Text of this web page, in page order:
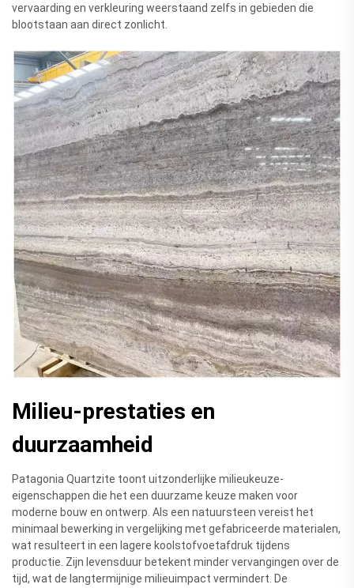
vervaarding en verkleuring weerstaand zelfs in gebieden die
blootstaan aan direct zonlicht.
Milieu-prestaties en
duurzaamheid
Patagonia Quartzite toont uitzonderlijke milieukeuze-
eigenschappen die het een duurzame keuze maken voor
moderne bouw en ontwerp. Als een natuursteen vereist het
minimaal bewerking in vergelijking met gefabriceerde materialen,
wat resulteert in een lagere koolstofvoetafdruk tijdens
productie. Zijn levensduur betekent minder vervangingen over de
tijd, wat de langtermijnige milieuimpact vermindert. De